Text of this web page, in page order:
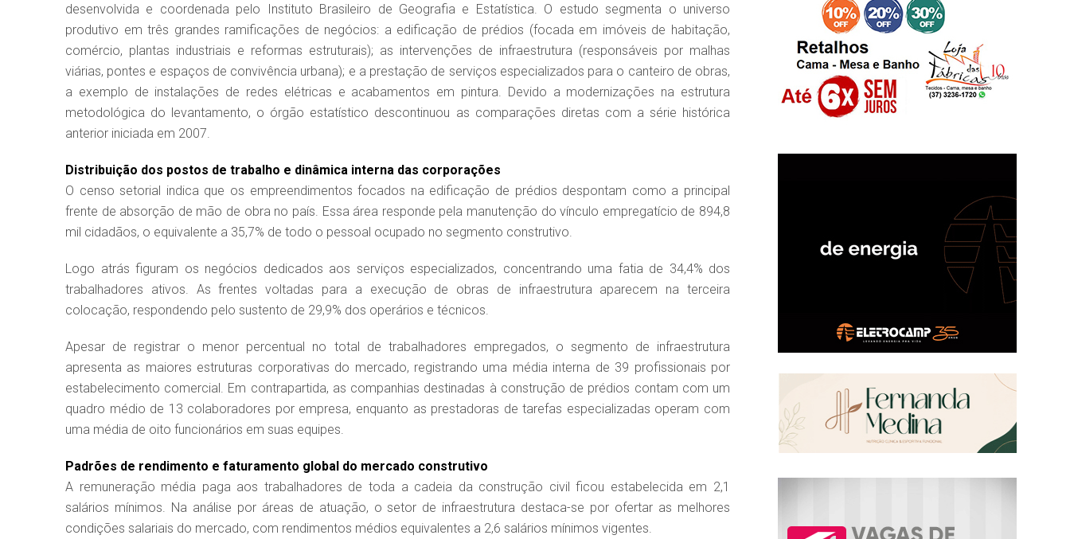
desenvolvida e coordenada pelo Instituto Brasileiro de Geografia e Estatística. O estudo segmenta o universo
produtivo em três grandes ramificações de negócios: a edificação de prédios (focada em imóveis de habitação,
comércio, plantas industriais e reformas estruturais); as intervenções de infraestrutura (responsáveis por malhas
viárias, pontes e espaços de convivência urbana); e a prestação de serviços especializados para o canteiro de obras,
a exemplo de instalações de redes elétricas e acabamentos em pintura. Devido a modernizações na estrutura
metodológica do levantamento, o órgão estatístico descontinuou as comparações diretas com a série histórica
anterior iniciada em 2007.
Distribuição dos postos de trabalho e dinâmica interna das corporações
O censo setorial indica que os empreendimentos focados na edificação de prédios despontam como a principal
frente de absorção de mão de obra no país. Essa área responde pela manutenção do vínculo empregatício de 894,8
mil cidadãos, o equivalente a 35,7% de todo o pessoal ocupado no segmento construtivo.
Logo atrás figuram os negócios dedicados aos serviços especializados, concentrando uma fatia de 34,4% dos
trabalhadores ativos. As frentes voltadas para a execução de obras de infraestrutura aparecem na terceira
colocação, respondendo pelo sustento de 29,9% dos operários e técnicos.
Apesar de registrar o menor percentual no total de trabalhadores empregados, o segmento de infraestrutura
apresenta as maiores estruturas corporativas do mercado, registrando uma média interna de 39 profissionais por
estabelecimento comercial. Em contrapartida, as companhias destinadas à construção de prédios contam com um
quadro médio de 13 colaboradores por empresa, enquanto as prestadoras de tarefas especializadas operam com
uma média de oito funcionários em suas equipes.
Padrões de rendimento e faturamento global do mercado construtivo
A remuneração média paga aos trabalhadores de toda a cadeia da construção civil ficou estabelecida em 2,1
salários mínimos. Na análise por áreas de atuação, o setor de infraestrutura destaca-se por ofertar as melhores
condições salariais do mercado, com rendimentos médios equivalentes a 2,6 salários mínimos vigentes.